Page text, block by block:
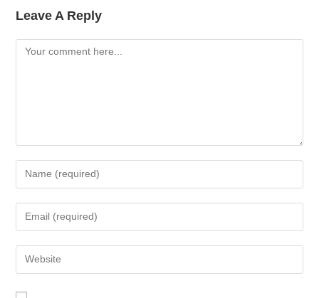
Leave A Reply
Comment
Enter
Your
Name
Or
To
Comment
Enter
Your
Email
Address
Enter
Your